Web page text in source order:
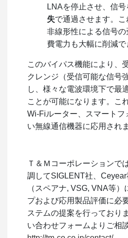
LNAを停止させ、信
失で通過させます。
非線形性による信号
費電力も大幅に削減で
このバイパス機能により、
クレンジ（受信可能な信号
し、様々な電波環境下で最
ことが可能になります。こ
Wi-Fiルーター、スマートフ
い無線通信機器に応用されま
Ｔ＆Ｍコーポレーションで
調してSIGLENT社、
（スペアナ, VSG, VNA等
プおよび応用製品評価に必
ステムの提案を行っており
い合わせフォームよりご相